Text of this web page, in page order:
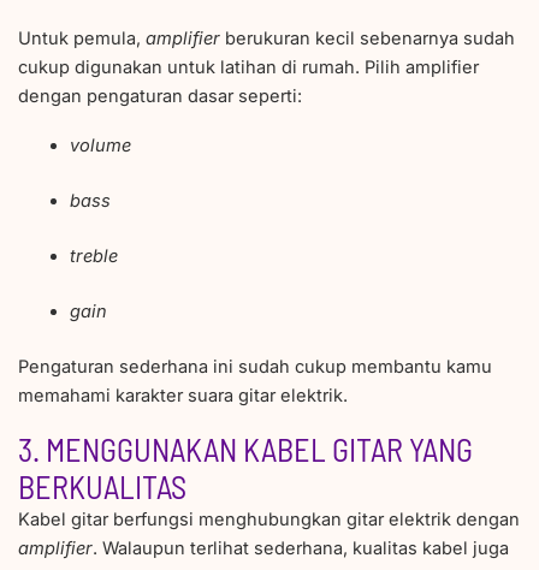
Untuk pemula, amplifierberukuran kecil sebenarnya sudah
cukup digunakan untuk latihan di rumah. Pilih amplifier
dengan pengaturan dasar seperti:
volume
bass
treble
gain
Pengaturan sederhana ini sudah cukup membantu kamu
memahami karakter suara gitar elektrik.
3. MENGGUNAKAN KABEL GITAR YANG
BERKUALITAS
Kabel gitar berfungsi menghubungkan gitar elektrik dengan
amplifier. Walaupun terlihat sederhana, kualitas kabel juga